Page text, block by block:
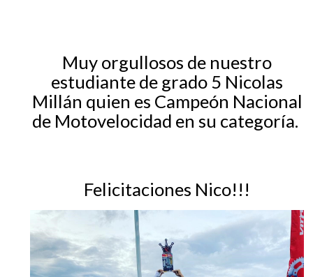
Muy orgullosos de nuestro
estudiante de grado 5 Nicolas
Millán quien es Campeón Nacional
de Motovelocidad en su categoría.
Felicitaciones Nico!!!